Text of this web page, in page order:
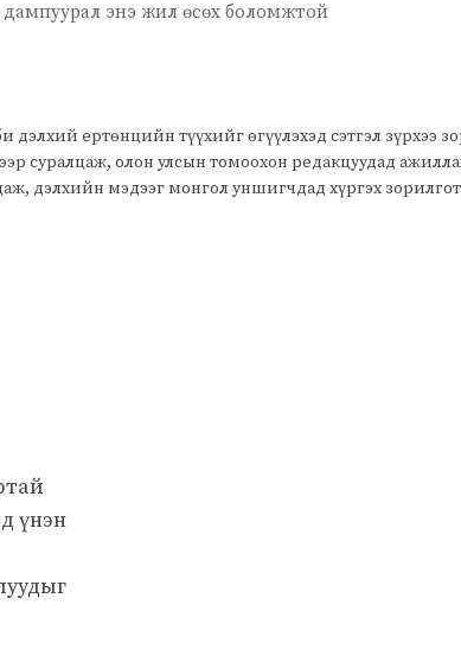
энэ жил өсөх боломжтой
дэлхий ертөнцийн түүхийг өгүүлэхэд сэтгэл зүрхээ
суралцаж, олон улсын томоохон редакцуудад
дэлхийн мэдээг монгол уншигчдад хүргэх
үнэн